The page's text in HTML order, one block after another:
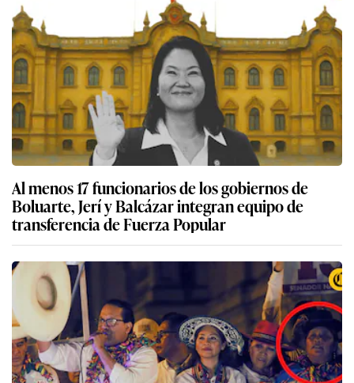
Al menos 17 funcionarios de los gobiernos de
Boluarte, Jerí y Balcázar integran equipo de
transferencia de Fuerza Popular